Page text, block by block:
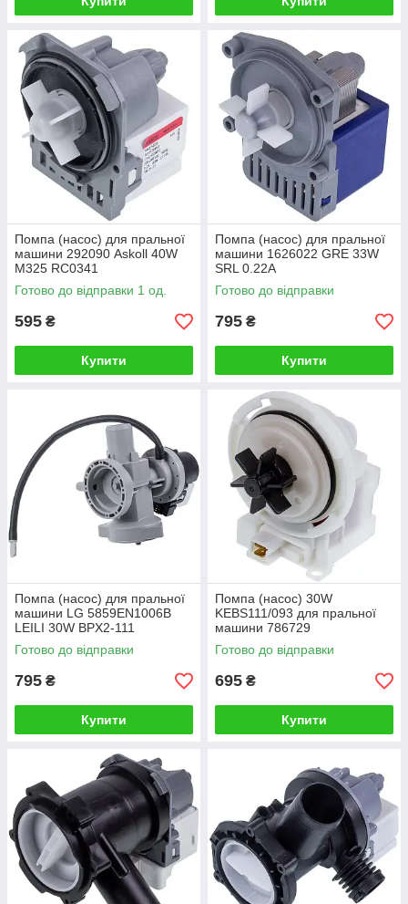
Помпа (насос) для пральної
машини 292090 Askoll 40W
M325 RC0341
Готово до відправки 1 од.
595 ₴
Купити
Помпа (насос) для пральної
машини 1626022 GRE 33W
SRL 0.22A
Готово до відправки
795 ₴
Купити
Помпа (насос) для пральної
машини LG 5859EN1006B
LEILI 30W BPX2-111
Готово до відправки
795 ₴
Купити
Помпа (насос) 30W
KEBS111/093 для пральної
машини 786729
Готово до відправки
695 ₴
Купити